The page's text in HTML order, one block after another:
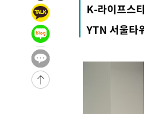
K-라이프스
YTN 서울타